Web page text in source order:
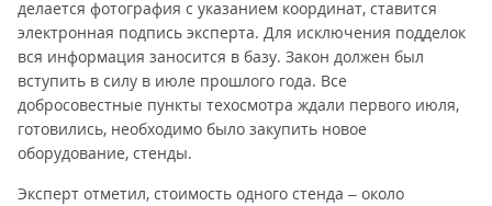
делается фотография с указанием координат, ставится
электронная подпись эксперта. Для исключения подделок
вся информация заносится в базу. Закон должен был
вступить в силу в июле прошлого года. Все
добросовестные пункты техосмотра ждали первого июля,
готовились, необходимо было закупить новое
оборудование, стенды.
Эксперт отметил, стоимость одного стенда – около